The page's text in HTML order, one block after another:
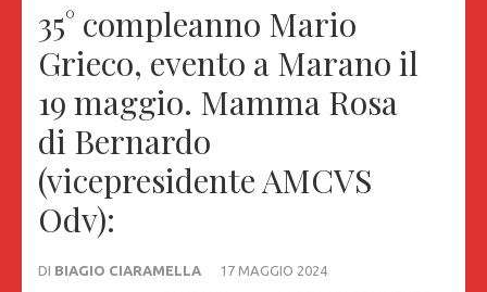
35° compleanno Mario
Grieco, evento a Marano il
19 maggio. Mamma Rosa
di Bernardo
(vicepresidente AMCVS
Odv):
DI BIAGIO CIARAMELLA
17 MAGGIO 2024